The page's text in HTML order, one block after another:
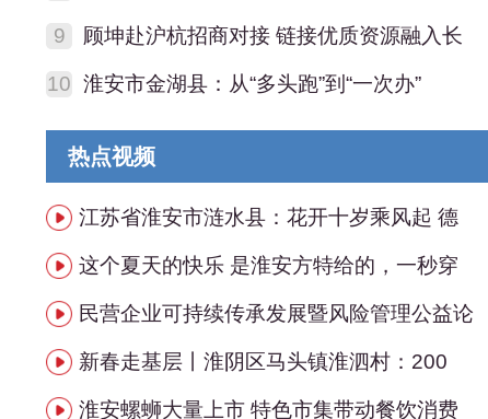
9 顾坤赴沪杭招商对接 链接优质资源融入长
10 淮安市金湖县：从“多头跑”到“一次办”
热点视频
江苏省淮安市涟水县：花开十岁乘风起 德
这个夏天的快乐 是淮安方特给的，一秒穿
民营企业可持续传承发展暨风险管理公益论
新春走基层丨淮阴区马头镇淮泗村：200
淮安螺蛳大量上市 特色市集带动餐饮消费